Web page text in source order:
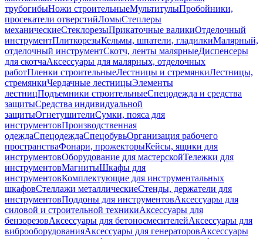
трубогибыНожи строительныеМультитулыПробойники,
просекатели отверстийЛомыСтеплеры
механическиеСтеклорезыПрикаточные валикиОтделочный
инструментПлиткорезыКельмы, шпатели, гладилкиМалярный,
отделочный инструментСкотч, ленты малярныеДиспенсеры
для скотчаАксессуары для малярных, отделочных
работПленки строительныеЛестницы и стремянкиЛестницы,
стремянкиЧердачные лестницыЭлементы
лестницПодъемники строительныеСпецодежда и средства
защитыСредства индивидуальной
защитыОгнетушителиСумки, пояса для
инструментовПроизводственная
одеждаСпецодеждаСпецобувьОрганизация рабочего
пространстваФонари, прожекторыКейсы, ящики для
инструментовОборудование для мастерскойТележки для
инструментовМагнитыШкафы для
инструментовКомплектующие для инструментальных
шкафовСтеллажи металлическиеСтенды, держатели для
инструментовПоддоны для инструментовАксессуары для
силовой и строительной техникиАксессуары для
бензорезовАксессуары для бетоносмесителейАксессуары для
виброоборудованияАксессуары для генераторовАксессуары